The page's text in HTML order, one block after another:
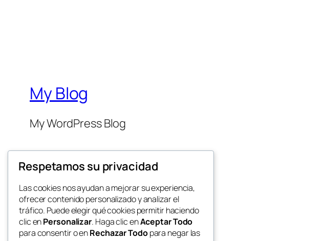
My Blog
My WordPress Blog
Twenty Twenty-Five
Respetamos su privacidad
Las cookies nos ayudan a mejorar su experiencia,
ofrecer contenido personalizado y analizar el
tráfico. Puede elegir qué cookies permitir haciendo
clic enPersonalizar. Haga clic enAceptar Todo
para consentir o enRechazar Todopara negar las